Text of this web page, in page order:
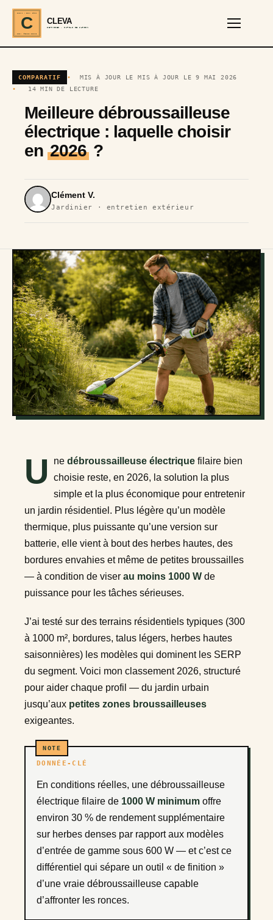
C
CLEVA · EST. 2024
REF · GARDEN TOOLS
CLEVA
SERVICES · OUTILS DE JARDIN
COMPARATIF
MIS À JOUR LE MIS À JOUR LE 9 MAI 2026
14 MIN DE LECTURE
Meilleure débroussailleuse
électrique : laquelle choisir
en2026 ?
Clément V.
Jardinier · entretien extérieur
U ne débroussailleuse électriquefilaire bien
choisie reste, en 2026, la solution la plus
simple et la plus économique pour entretenir
un jardin résidentiel. Plus légère qu’un modèle
thermique, plus puissante qu’une version sur
batterie, elle vient à bout des herbes hautes, des
bordures envahies et même de petites broussailles
— à condition de viser au moins 1000 W de
puissance pour les tâches sérieuses.
J’ai testé sur des terrains résidentiels typiques (300
à 1000 m², bordures, talus légers, herbes hautes
saisonnières) les modèles qui dominent les SERP
du segment. Voici mon classement 2026, structuré
pour aider chaque profil — du jardin urbain
jusqu’aux petites zones broussailleuses
exigeantes.
DONNÉE-CLÉ
En conditions réelles, une débroussailleuse
électrique filaire de 1000 W minimum offre
environ 30 % de rendement supplémentaire
sur herbes denses par rapport aux modèles
d’entrée de gamme sous 600 W — et c’est ce
différentiel qui sépare un outil « de finition »
d’une vraie débroussailleuse capable
d’affronter les ronces.